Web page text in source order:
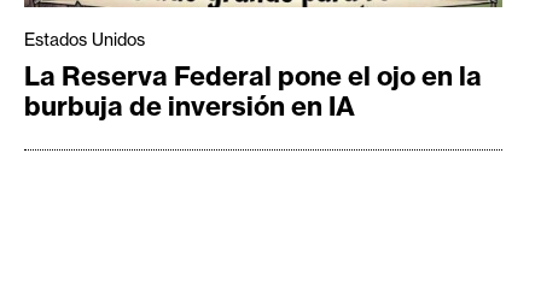
Estados Unidos
La Reserva Federal pone el ojo en la
burbuja de inversión en IA